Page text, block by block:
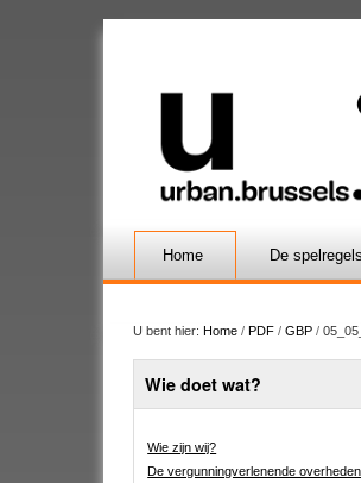
Home De spelregels
U bent hier: Home / PDF / GBP /
Wie doet wat?
Wie zijn wij?
De vergunningverlenende overheden